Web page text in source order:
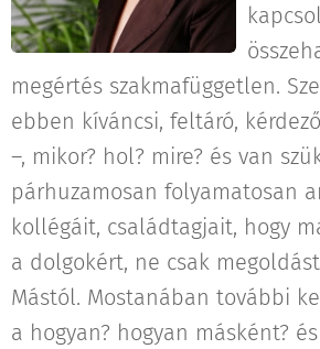
megértés szakmafüggetlen.
ebben kíváncsi, feltáró,
–, mikor? hol? mire? és van
párhuzamosan folyamatosan
kollégáit, családtagjait, hogy
a dolgokért, ne csak
Mástól. Mostanában további
a hogyan? hogyan másként?